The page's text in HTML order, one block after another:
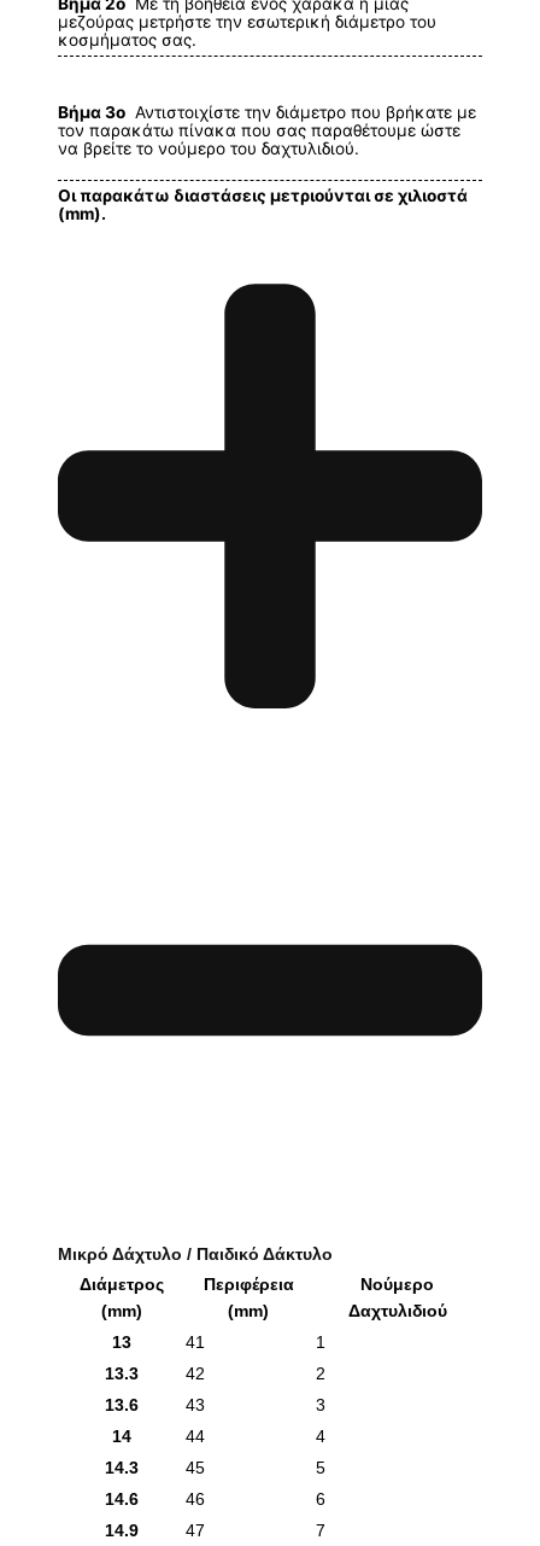
μεζούρας μετρήστε την εσωτερική διάμετρο του
κοσμήματος σας.
Βήμα 3ο Αντιστοιχίστε την διάμετρο που βρήκατε με
τον παρακάτω πίνακα που σας παραθέτουμε ώστε
να βρείτε το νούμερο του δαχτυλιδιού.
Οι παρακάτω διαστάσεις μετριούνται σε χιλιοστά
(mm).
Μικρό Δάχτυλο / Παιδικό Δάκτυλο
Διάμετρος
(mm)
Περιφέρεια
(mm)
Νούμερο
Δαχτυλιδιού
13
41
1
13.3
42
2
13.6
43
3
14
44
4
14.3
45
5
14.6
46
6
14.9
47
7